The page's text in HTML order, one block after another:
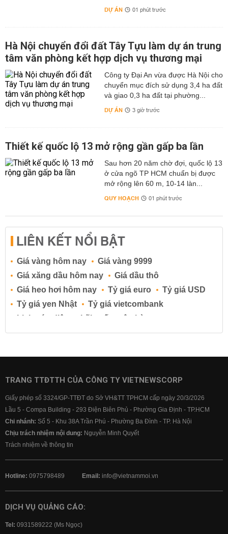
DỰ ÁN 01 phút trước
Hà Nội chuyển đổi đất Tây Tựu làm dự án trung
tâm văn phòng kết hợp dịch vụ thương mại
Công ty Đại An vừa được Hà Nội cho
chuyển mục đích sử dụng 3,4 ha đất
và giao 0,3 ha đất tại phường...
DỰ ÁN 3 giờ trước
Thiết kế quốc lộ 13 mở rộng gần gấp ba lần
Sau hơn 20 năm chờ đợi, quốc lộ 13
ở cửa ngõ TP HCM chuẩn bị được
mở rộng lên 60 m, 10-14 làn...
QUY HOẠCH 01 phút trước
LIÊN KẾT NỔI BẬT
Giá vàng hôm nay
Giá vàng 9999
Giá xăng dầu hôm nay
Giá dầu thô
Giá heo hơi hôm nay
Tỷ giá euro
Tỷ giá USD
Tỷ giá yen Nhật
Tỷ giá vietcombank
Lịch cúp điện
Lãi suất ngân hàng
Lãi suất tiết kiệm
Lãi suất tiền gửi
Lãi suất ngân hàng BIDV
Lãi suất ngân hàng Vietcombank
TRANG TTĐTTH CỦA CÔNG TY VIETNEWSCORP
Giấy phép số 3324/GP-TTĐT do Sở VH&TT TPHCM cấp ngày 20/3/2026
Lầu 5 - Compa Building - 293 Điện Biên Phủ - Phường Gia Định - TP.HCM
Chi nhánh: Số 5 - Khu 38A Trần Phú - Phường Ba Đình - TP. Hà Nội
Chịu trách nhiệm nội dung: Nguyễn Minh Quyết
Trách nhiệm về thông tin
Hotline: 0975798489 Email: info@vietnammoi.vn
DỊCH VỤ QUẢNG CÁO:
Tel: 0931589222 (Ms Ngọc)